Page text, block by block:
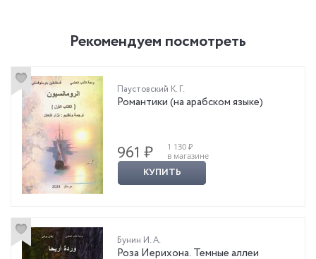
Рекомендуем посмотреть
Паустовский К. Г.
Романтики (на арабском языке)
961 ₽
1 130 ₽
в магазине
КУПИТЬ
Бунин И. А.
Роза Иерихона. Темные аллеи